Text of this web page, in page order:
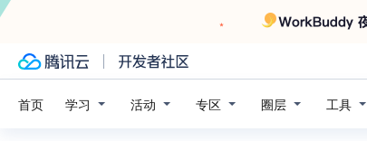
首页 学习 活动 专区 圈层 工具